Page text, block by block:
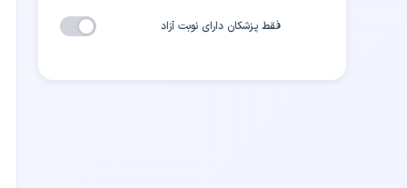
فقط پزشکان دارای نوبت آزاد